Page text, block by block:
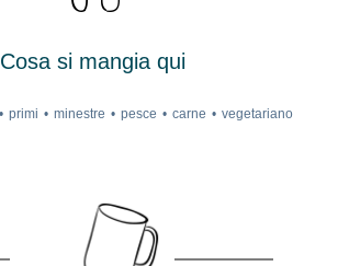
Cosa si mangia qui
primi minestre pesce carne vegetariano